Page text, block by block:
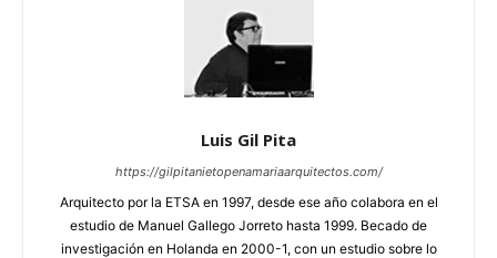
Luis Gil Pita
https://gilpitanietopenamariaarquitectos.com/
Arquitecto por la ETSA en 1997, desde ese año colabora en el
estudio de Manuel Gallego Jorreto hasta 1999. Becado de
investigación en Holanda en 2000-1, con un estudio sobre lo